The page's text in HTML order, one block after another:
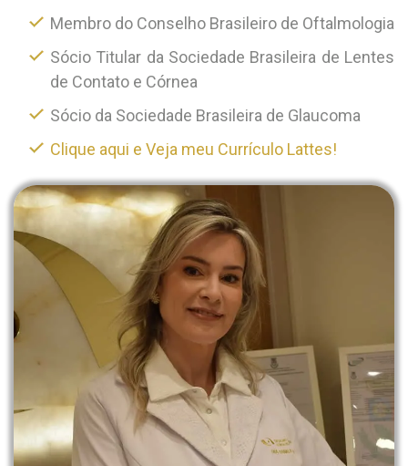
Membro do Conselho Brasileiro de Oftalmologia
Sócio Titular da Sociedade Brasileira de Lentes
de Contato e Córnea
Sócio da Sociedade Brasileira de Glaucoma
Clique aqui e Veja meu Currículo Lattes!